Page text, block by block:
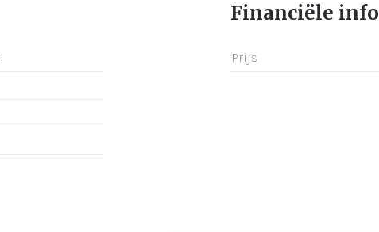
Financiële info
Prijs